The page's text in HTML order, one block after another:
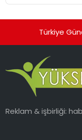
Türkiye
Reklam & işbirliği: